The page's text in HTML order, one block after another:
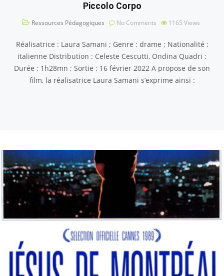
Piccolo Corpo
Ressources Pédagogiques No Comments 1165 Views
Réalisatrice : Laura Samani ; Genre : drame ; Nationalité :
italienne Distribution : Celeste Cescutti, Ondina Quadri ;
Durée : 1h28mn ; Sortie : 16 février 2022 A propose de son
film, la réalisatrice Laura Samani s’exprime ainsi :